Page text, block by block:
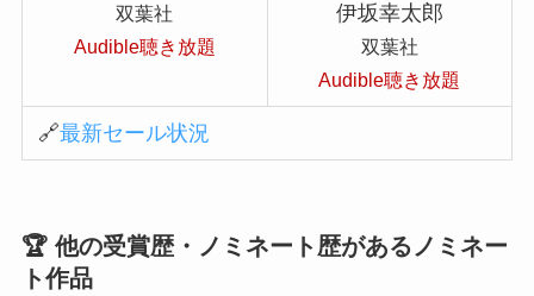
双葉社
Audible聴き放題
伊坂幸太郎
双葉社
Audible聴き放題
🔗最新セール状況
🏆 他の受賞歴・ノミネート歴があるノミネー
ト作品